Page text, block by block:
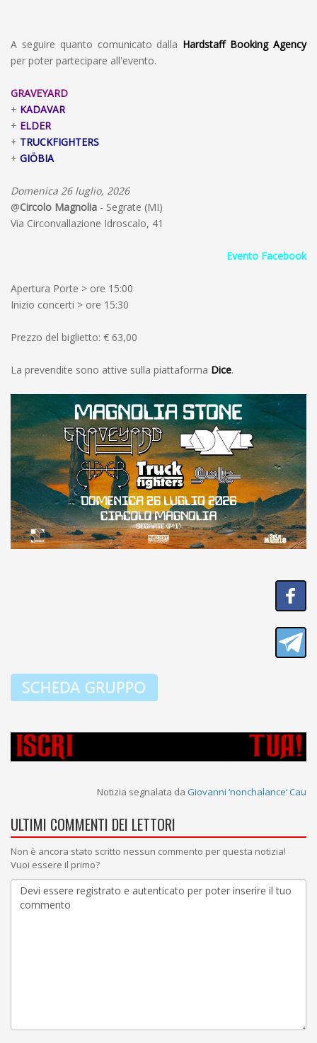
A seguire quanto comunicato dalla Hardstaff Booking Agency
per poter partecipare all'evento.
GRAVEYARD
+ KADAVAR
+ ELDER
+ TRUCKFIGHTERS
+ GIÖBIA
Domenica 26 luglio, 2026
@Circolo Magnolia - Segrate (MI)
Via Circonvallazione Idroscalo, 41
Evento Facebook
Apertura Porte > ore 15:00
Inizio concerti > ore 15:30
Prezzo del biglietto: € 63,00
La prevendite sono attive sulla piattaforma Dice.
Notizia segnalata da Giovanni ‘nonchalance‘ Cau
ULTIMI COMMENTI DEI LETTORI
Non è ancora stato scritto nessun commento per questa notizia!
Vuoi essere il primo?